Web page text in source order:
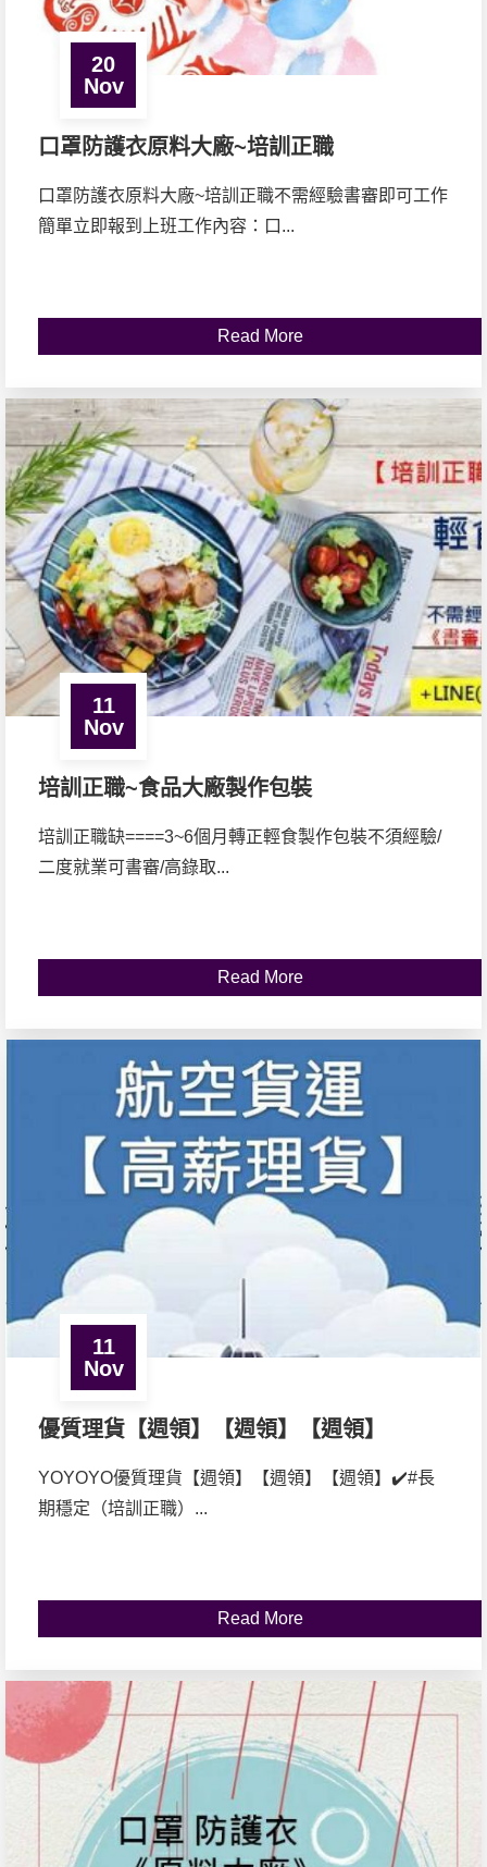
20
Nov
口罩防護衣原料大廠~培訓正職
口罩防護衣原料大廠~培訓正職不需經驗書審即可工作
簡單立即報到上班工作內容：口...
Read More
11
Nov
培訓正職~食品大廠製作包裝
培訓正職缺====3~6個月轉正輕食製作包裝不須經驗/
二度就業可書審/高錄取...
Read More
11
Nov
優質理貨【週領】【週領】【週領】
YOYOYO優質理貨【週領】【週領】【週領】✔️#長
期穩定（培訓正職）...
Read More